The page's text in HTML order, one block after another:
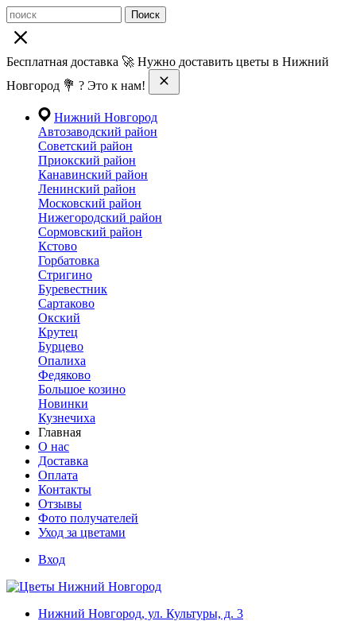
Поиск
Бесплатная доставка 🚀 Нужно доставить цветы в Нижний
Новгород 💐 ? Это к нам!
Нижний Новгород
Автозаводский район
Советский район
Приокский район
Канавинский район
Ленинский район
Московский район
Нижегородский район
Сормовский район
Кстово
Горбатовка
Стригино
Буревестник
Сартаково
Окский
Крутец
Бурцево
Опалиха
Федяково
Большое козино
Новинки
Кузнечиха
Главная
О нас
Доставка
Оплата
Контакты
Отзывы
Фото получателей
Уход за цветами
Вход
Нижний Новгород, ул. Культуры, д. 3